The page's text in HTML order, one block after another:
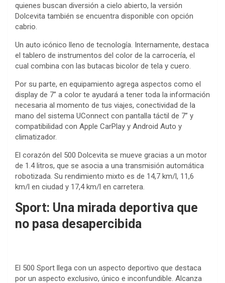
quienes buscan diversión a cielo abierto, la versión
Dolcevita también se encuentra disponible con opción
cabrio.
Un auto icónico lleno de tecnología. Internamente, destaca
el tablero de instrumentos del color de la carrocería, el
cual combina con las butacas bicolor de tela y cuero.
Por su parte, en equipamiento agrega aspectos como el
display de 7” a color te ayudará a tener toda la información
necesaria al momento de tus viajes, conectividad de la
mano del sistema UConnect con pantalla táctil de 7” y
compatibilidad con Apple CarPlay y Android Auto y
climatizador.
El corazón del 500 Dolcevita se mueve gracias a un motor
de 1.4 litros, que se asocia a una transmisión automática
robotizada. Su rendimiento mixto es de 14,7 km/l, 11,6
km/l en ciudad y 17,4 km/l en carretera.
Sport: Una mirada deportiva que
no pasa desapercibida
El 500 Sport llega con un aspecto deportivo que destaca
por un aspecto exclusivo, único e inconfundible. Alcanza